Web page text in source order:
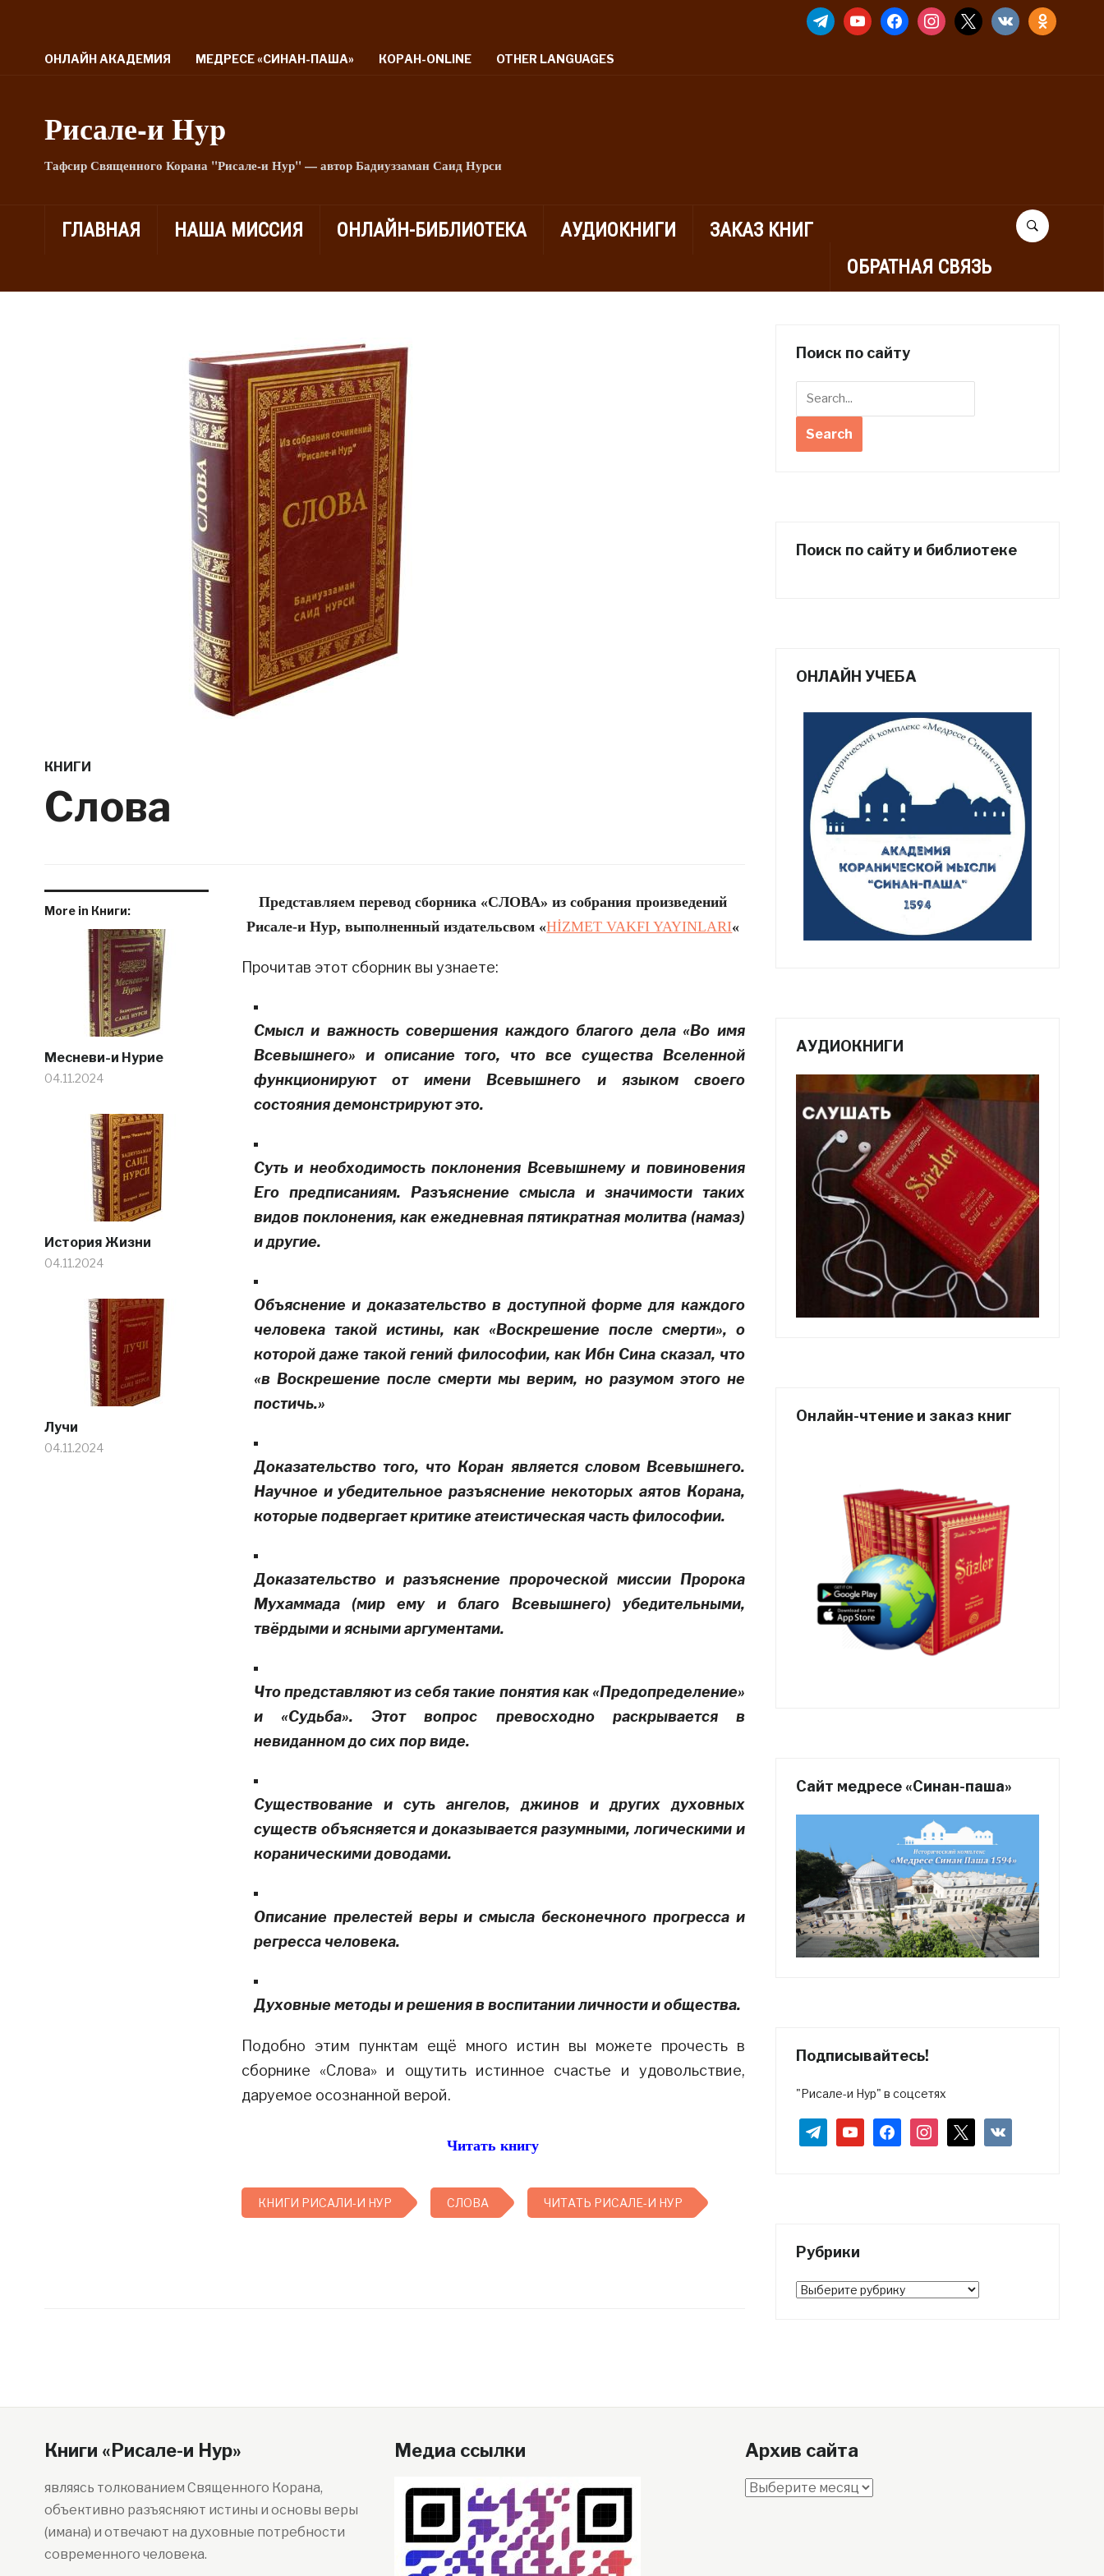
TELEGRAMYOUTUBEFACEBOOKINSTAGRAM
X VKONTAKTE
ОНЛАЙН АКАДЕМИЯ МЕДРЕСЕ «СИНАН-ПАША» КОРАН-ONLINE OTHER LANGUAGES
Рисале-и Hyp
Тафсир Священного Корана "Рисале-и Нур" — автор Бадиуззаман Саид Нурси
ГЛАВНАЯ НАША МИССИЯ ОНЛАЙН-БИБЛИОТЕКА АУДИОКНИГИ
ЗАКАЗ КНИГ
ОБРАТНАЯ СВЯЗЬ
КНИГИ
Слова
More in Книги:
Месневи-и Нурие
04.11.2024
История Жизни
04.11.2024
Лучи
04.11.2024
Представляем перевод сборника «СЛОВА» из собрания произведений
Рисале-и Нур, выполненный издательсвом «HİZMET VAKFI YAYINLARI«
Прочитав этот сборник вы узнаете:
Смысл и важность совершения каждого благого дела «Во имя
Всевышнего» и описание того, что все существа Вселенной
функционируют от имени Всевышнего и языком своего
состояния демонстрируют это.
Суть и необходимость поклонения Всевышнему и повиновения
Его предписаниям. Разъяснение смысла и значимости таких
видов поклонения, как ежедневная пятикратная молитва (намаз)
и другие.
Объяснение и доказательство в доступной форме для каждого
человека такой истины, как «Воскрешение после смерти», о
которой даже такой гений философии, как Ибн Сина сказал, что
«в Воскрешение после смерти мы верим, но разумом этого не
постичь.»
Доказательство того, что Коран является словом Всевышнего.
Научное и убедительное разъяснение некоторых аятов Корана,
которые подвергает критике атеистическая часть философии.
Доказательство и разъяснение пророческой миссии Пророка
Мухаммада(мир ему и благо Всевышнего) убедительными,
твёрдыми и ясными аргументами.
Что представляют из себя такие понятия как «Предопределение»
и «Судьба». Этот вопрос превосходно раскрывается в
невиданном до сих пор виде.
Существование и суть ангелов, джинов и других духовных
существ объясняется и доказывается разумными, логическими и
кораническими доводами.
Описание прелестей веры и смысла бесконечного прогресса и
регресса человека.
Духовные методы и решения в воспитании личности и общества.
Подобно этим пунктам ещё много истин вы можете прочесть в
сборнике «Слова» и ощутить истинное счастье и удовольствие,
даруемое осознанной верой.
Читать книгу
КНИГИ РИСАЛИ-И НУР СЛОВА ЧИТАТЬ РИСАЛЕ-И НУР
Поиск по сайту
Поиск по сайту и библиотеке
ОНЛАЙН УЧЕБА
АУДИОКНИГИ
Онлайн-чтение и заказ книг
Сайт медресе «Синан-паша»
Подписывайтесь!
"Рисале-и Нур" в соцсетях
telegramyoutubefacebookinstagram vkontakte
Рубрики
Рубрики
Книги «Рисале-и Нур»
являясь толкованием Священного Корана,
объективно разъясняют истины и основы веры
(имана) и отвечают на духовные потребности
современного человека.
Медиа ссылки Архив сайта
Архив